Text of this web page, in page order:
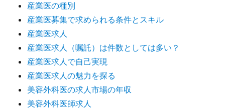
産業医の種別
産業医募集で求められる条件とスキル
産業医求人
産業医求人（嘱託）は件数としては多い？
産業医求人で自己実現
産業医求人の魅力を探る
美容外科医の求人市場の年収
美容外科医師求人